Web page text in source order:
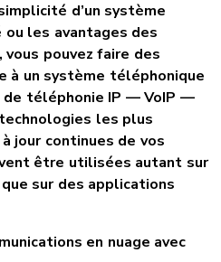
d’un système
les avantages des
vous pouvez faire des
à un système téléphonique
de téléphonie IP — VoIP —
les plus
jour continues de vos
être utilisées autant sur
sur des applications
en nuage avec